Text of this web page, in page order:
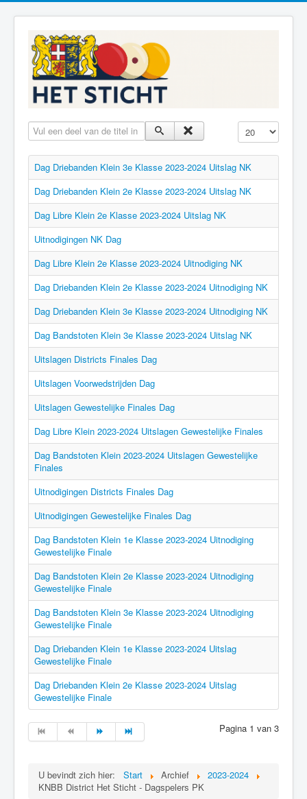
Vul een deel van de titel in Toon #
Dag Driebanden Klein 3e Klasse 2023-2024 Uitslag NK
Dag Driebanden Klein 2e Klasse 2023-2024 Uitslag NK
Dag Libre Klein 2e Klasse 2023-2024 Uitslag NK
Uitnodigingen NK Dag
Dag Libre Klein 2e Klasse 2023-2024 Uitnodiging NK
Dag Driebanden Klein 2e Klasse 2023-2024 Uitnodiging NK
Dag Driebanden Klein 3e Klasse 2023-2024 Uitnodiging NK
Dag Bandstoten Klein 3e Klasse 2023-2024 Uitslag NK
Uitslagen Districts Finales Dag
Uitslagen Voorwedstrijden Dag
Uitslagen Gewestelijke Finales Dag
Dag Libre Klein 2023-2024 Uitslagen Gewestelijke Finales
Dag Bandstoten Klein 2023-2024 Uitslagen Gewestelijke
Finales
Uitnodigingen Districts Finales Dag
Uitnodigingen Gewestelijke Finales Dag
Dag Bandstoten Klein 1e Klasse 2023-2024 Uitnodiging
Gewestelijke Finale
Dag Bandstoten Klein 2e Klasse 2023-2024 Uitnodiging
Gewestelijke Finale
Dag Bandstoten Klein 3e Klasse 2023-2024 Uitnodiging
Gewestelijke Finale
Dag Driebanden Klein 1e Klasse 2023-2024 Uitslag
Gewestelijke Finale
Dag Driebanden Klein 2e Klasse 2023-2024 Uitslag
Gewestelijke Finale
Pagina 1 van 3
U bevindt zich hier: Start Archief
2023-2024
KNBB District Het Sticht - Dagspelers PK